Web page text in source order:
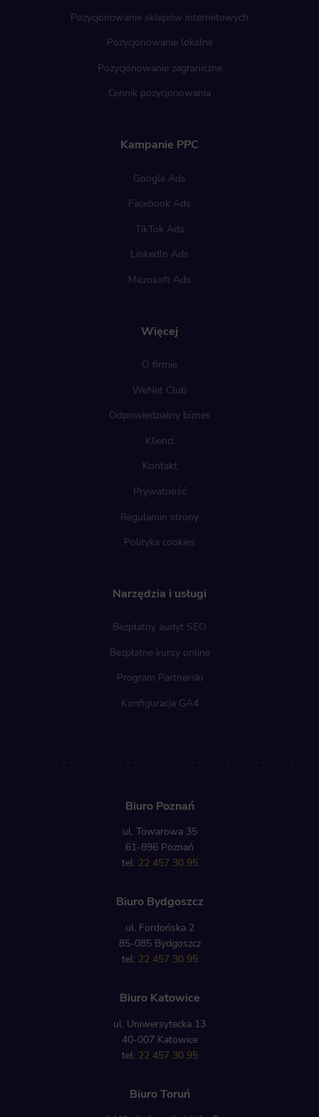
Pozycjonowanie sklepów internetowych
Pozycjonowanie lokalne
Pozycjonowanie zagraniczne
Cennik pozycjonowania
Więcej
O firmie
WeNet Club
Odpowiedzialny biznes
Klienci
Kontakt
Prywatność
Regulamin strony
Polityka cookies
Narzędzia i usługi
Bezpłatny audyt SEO
Bezpłatne kursy online
Program Partnerski
Konfiguracja GA4
Kampanie PPC
Google Ads
Facebook Ads
TikTok Ads
LinkedIn Ads
Microsoft Ads
Biuro Poznań
ul. Towarowa 35
61-896 Poznań
tel: 22 457 30 95
Biuro Bydgoszcz
ul. Fordońska 2
85-085 Bydgoszcz
tel: 22 457 30 95
Biuro Katowice
ul. Uniwersytecka 13
40-007 Katowice
tel: 22 457 30 95
Biuro Toruń